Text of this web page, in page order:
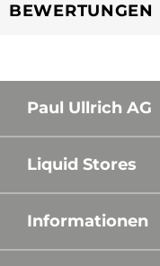
BEWERTUNGEN
Paul Ullrich AG
Liquid Stores
Informationen